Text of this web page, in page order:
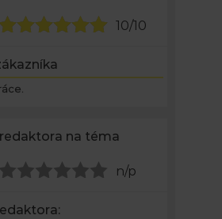
10/10
na téma
n/p